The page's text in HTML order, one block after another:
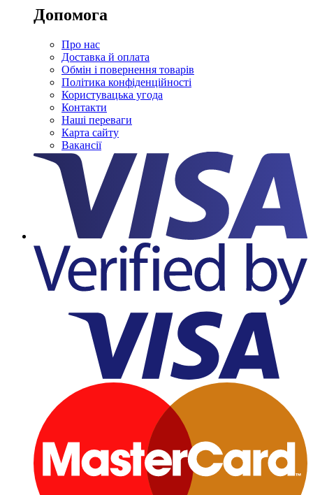
Допомога
Про нас
Доставка й оплата
Обмін і повернення товарів
Політика конфіденційності
Користувацька угода
Контакти
Наші переваги
Карта сайту
Вакансії